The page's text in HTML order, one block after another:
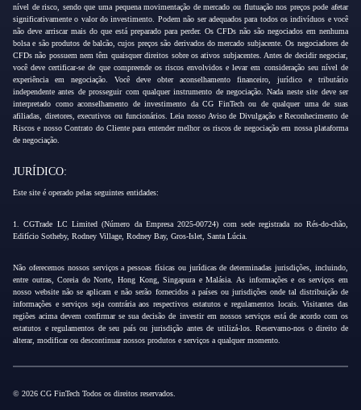
nível de risco, sendo que uma pequena movimentação de mercado ou flutuação nos preços pode afetar
significativamente o valor do investimento. Podem não ser adequados para todos os indivíduos e você
não deve arriscar mais do que está preparado para perder. Os CFDs não são negociados em nenhuma
bolsa e são produtos de balcão, cujos preços são derivados do mercado subjacente. Os negociadores de
CFDs não possuem nem têm quaisquer direitos sobre os ativos subjacentes. Antes de decidir negociar,
você deve certificar-se de que compreende os riscos envolvidos e levar em consideração seu nível de
experiência em negociação. Você deve obter aconselhamento financeiro, jurídico e tributário
independente antes de prosseguir com qualquer instrumento de negociação. Nada neste site deve ser
interpretado como aconselhamento de investimento da CG FinTech ou de qualquer uma de suas
afiliadas, diretores, executivos ou funcionários. Leia nosso Aviso de Divulgação e Reconhecimento de
Riscos e nosso Contrato do Cliente para entender melhor os riscos de negociação em nossa plataforma
de negociação.
JURÍDICO:
Este site é operado pelas seguintes entidades:
1. CGTrade LC Limited (Número da Empresa 2025-00724) com sede registrada no Rés-do-chão,
Edifício Sotheby, Rodney Village, Rodney Bay, Gros-Islet, Santa Lúcia.
Não oferecemos nossos serviços a pessoas físicas ou jurídicas de determinadas jurisdições, incluindo,
entre outras, Coreia do Norte, Hong Kong, Singapura e Malásia. As informações e os serviços em
nosso website não se aplicam e não serão fornecidos a países ou jurisdições onde tal distribuição de
informações e serviços seja contrária aos respectivos estatutos e regulamentos locais. Visitantes das
regiões acima devem confirmar se sua decisão de investir em nossos serviços está de acordo com os
estatutos e regulamentos de seu país ou jurisdição antes de utilizá-los. Reservamo-nos o direito de
alterar, modificar ou descontinuar nossos produtos e serviços a qualquer momento.
© 2026 CG FinTech Todos os direitos reservados.